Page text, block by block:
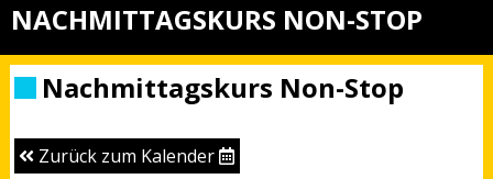
NACHMITTAGSKURS NON-STOP
Nachmittagskurs Non-Stop
Zurück zum Kalender